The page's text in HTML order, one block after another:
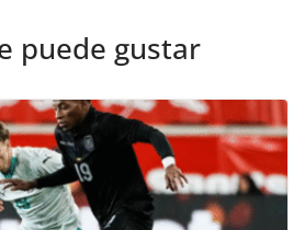
puede gustar